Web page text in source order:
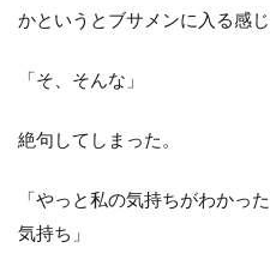
かというとブサメンに入る感じ
「そ、そんな」
絶句してしまった。
「やっと私の気持ちがわかっ
気持ち」